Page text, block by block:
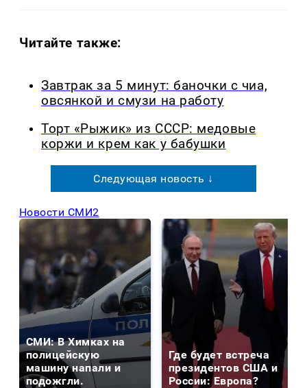
Читайте также:
Завтрак за 5 минут: баночки с чиа,
овсянкой и смузи на работу
Торт «Рыжик» из СССР: медовые
коржи и крем как у бабушки
Следующая новость ↓
Новости СМИ2
СМИ: В Химках на
полицейскую
машину напали и
подожгли.
Где будет встреча
президентов США и
России: Европа?